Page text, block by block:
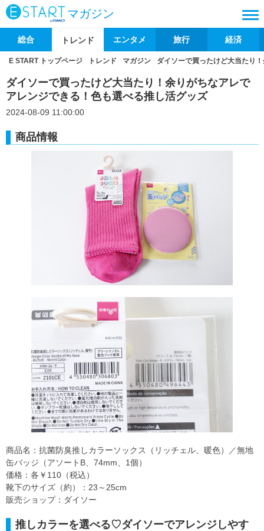
マガジン
総合 トレンド エンタメ 旅行 経済
E START トップページ トレンド マガジン ダイソーで買ったけど大当たり
ダイソーで買ったけど大当たり！余りがちなアレで
アレンジできる！色も選べる推し活グッズ
2024-08-09 11:00:00
商品情報
商品名：抗菌防臭推しカラーソックス（リッチェル、暖色）／無地
缶バッジ（アソートB、74mm、1個）
価格：各￥110（税込）
靴下のサイズ（約）：23～25cm
販売ショップ：ダイソー
推しカラーを選べる♡ダイソーでアレンジしやす